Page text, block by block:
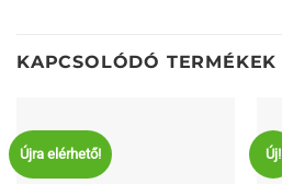
KAPCSOLÓDÓ TERMÉKEK
Újra elérhető! Új!